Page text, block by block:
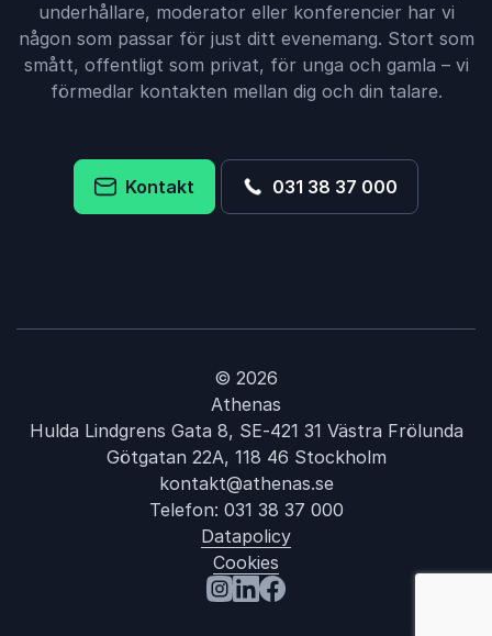
underhållare, moderator eller konferencier har vi
någon som passar för just ditt evenemang. Stort som
smått, offentligt som privat, för unga och gamla – vi
förmedlar kontakten mellan dig och din talare.
Kontakt 031 38 37 000
© 2026
Athenas
Hulda Lindgrens Gata 8, SE-421 31 Västra Frölunda
Götgatan 22A, 118 46 Stockholm
kontakt@athenas.se
Telefon: 031 38 37 000
Datapolicy
Cookies